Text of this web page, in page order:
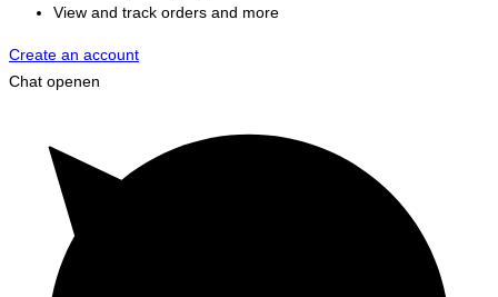
View and track orders and more
Create an account
Chat openen